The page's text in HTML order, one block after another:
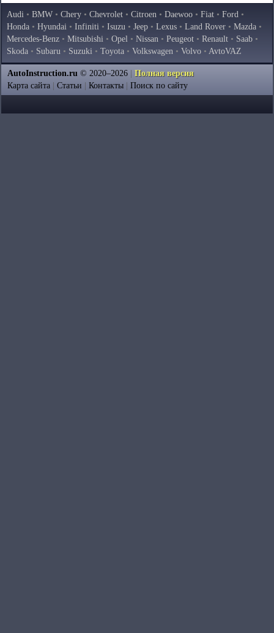
Audi • BMW • Chery • Chevrolet • Citroen • Daewoo • Fiat • Ford •
Honda • Hyundai • Infiniti • Isuzu • Jeep • Lexus • Land Rover • Mazda •
Mercedes-Benz • Mitsubishi • Opel • Nissan • Peugeot • Renault • Saab •
Skoda • Subaru • Suzuki • Toyota • Volkswagen • Volvo • AvtoVAZ
AutoInstruction.ru © 2020–2026
Полная версия
Карта сайта
Статьи Контакты Поиск по сайту